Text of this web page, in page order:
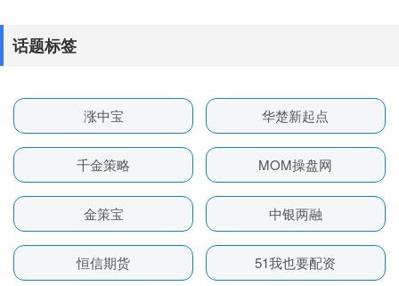
话题标签
涨中宝 华楚新起点
千金策略 MOM操盘网
金策宝 中银两融
恒信期货 51我也要配资